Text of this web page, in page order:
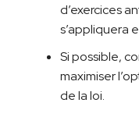
d’exercices
s’appliquera
Si possible,
maximiser
de la loi.